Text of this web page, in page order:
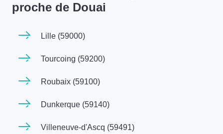
proche de Douai
Lille (59000)
Tourcoing (59200)
Roubaix (59100)
Dunkerque (59140)
Villeneuve-d'Ascq (59491)